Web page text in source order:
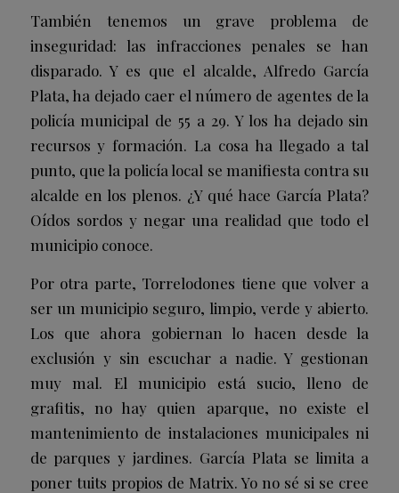
También tenemos un grave problema de
inseguridad: las infracciones penales se han
disparado. Y es que el alcalde, Alfredo García
Plata, ha dejado caer el número de agentes de la
policía municipal de 55 a 29. Y los ha dejado sin
recursos y formación. La cosa ha llegado a tal
punto, que la policía local se manifiesta contra su
alcalde en los plenos. ¿Y qué hace García Plata?
Oídos sordos y negar una realidad que todo el
municipio conoce.
Por otra parte, Torrelodones tiene que volver a
ser un municipio seguro, limpio, verde y abierto.
Los que ahora gobiernan lo hacen desde la
exclusión y sin escuchar a nadie. Y gestionan
muy mal. El municipio está sucio, lleno de
grafitis, no hay quien aparque, no existe el
mantenimiento de instalaciones municipales ni
de parques y jardines. García Plata se limita a
poner tuits propios de Matrix. Yo no sé si se cree